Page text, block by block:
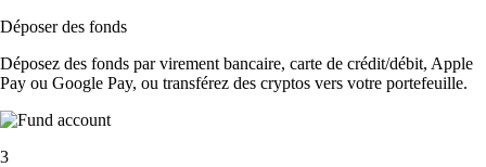
Déposer des fonds
Déposez des fonds par virement bancaire, carte de crédit/débit, Apple
Pay ou Google Pay, ou transférez des cryptos vers votre portefeuille.
3